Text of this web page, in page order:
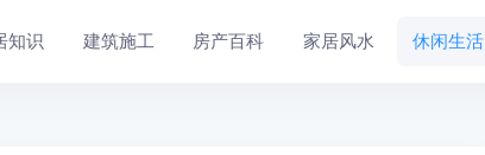
知识 建筑施工 房产百科 家居风水 休闲生活